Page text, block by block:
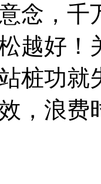
念，千
越好！
桩功就
，浪费